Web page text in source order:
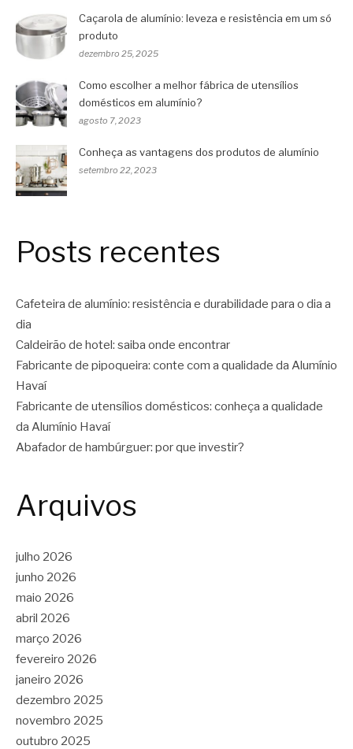
Caçarola de alumínio: leveza e resistência em um só
produto
dezembro 25, 2025
Como escolher a melhor fábrica de utensílios
domésticos em alumínio?
agosto 7, 2023
Conheça as vantagens dos produtos de alumínio
setembro 22, 2023
Posts recentes
Cafeteira de alumínio: resistência e durabilidade para o dia a
dia
Caldeirão de hotel: saiba onde encontrar
Fabricante de pipoqueira: conte com a qualidade da Alumínio
Havaí
Fabricante de utensílios domésticos: conheça a qualidade
da Alumínio Havaí
Abafador de hambúrguer: por que investir?
Arquivos
julho 2026
junho 2026
maio 2026
abril 2026
março 2026
fevereiro 2026
janeiro 2026
dezembro 2025
novembro 2025
outubro 2025